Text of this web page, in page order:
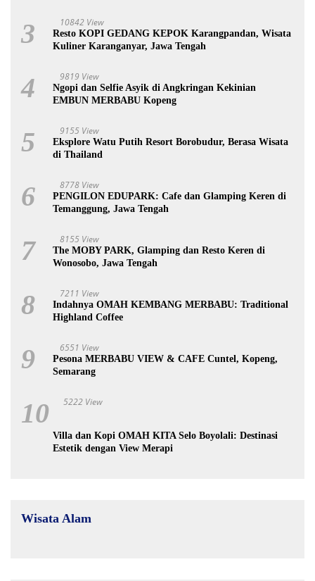
3 10842 View
Resto KOPI GEDANG KEPOK Karangpandan, Wisata
Kuliner Karanganyar, Jawa Tengah
4 9819 View
Ngopi dan Selfie Asyik di Angkringan Kekinian
EMBUN MERBABU Kopeng
5 9155 View
Eksplore Watu Putih Resort Borobudur, Berasa Wisata
di Thailand
6 8778 View
PENGILON EDUPARK: Cafe dan Glamping Keren di
Temanggung, Jawa Tengah
7 8155 View
The MOBY PARK, Glamping dan Resto Keren di
Wonosobo, Jawa Tengah
8 7211 View
Indahnya OMAH KEMBANG MERBABU: Traditional
Highland Coffee
9 6551 View
Pesona MERBABU VIEW & CAFE Cuntel, Kopeng,
Semarang
10 5222 View
Villa dan Kopi OMAH KITA Selo Boyolali: Destinasi
Estetik dengan View Merapi
Wisata Alam